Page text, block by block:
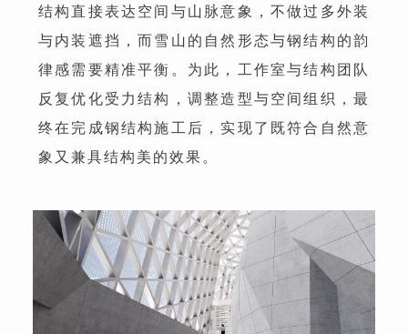
结构直接表达空间与山脉意象，不做过多外装
与内装遮挡，而雪山的自然形态与钢结构的韵
律感需要精准平衡。为此，工作室与结构团队
反复优化受力结构，调整造型与空间组织，最
终在完成钢结构施工后，实现了既符合自然意
象又兼具结构美的效果。